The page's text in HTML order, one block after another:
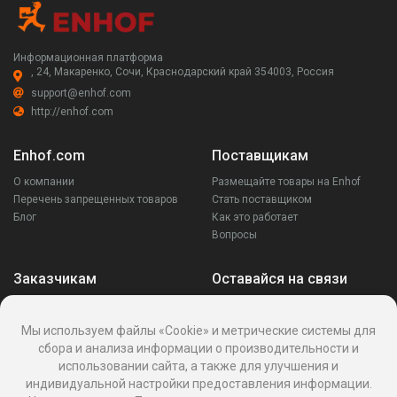
Информационная платформа
, 24, Макаренко, Сочи, Краснодарский край 354003, Россия
support@enhof.com
http://enhof.com
Enhof.com
О компании
Перечень запрещенных товаров
Блог
Поставщикам
Размещайте товары на Enhof
Стать поставщиком
Как это работает
Вопросы
Заказчикам
Написать поставщику
Реквизиты
Оставайся на связи
Мы используем файлы «Cookie» и метрические системы для
сбора и анализа информации о производительности и
использовании сайта, а также для улучшения и
индивидуальной настройки предоставления информации.